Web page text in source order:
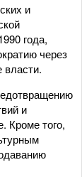
и
года,
через
власти.
и
Кроме того,